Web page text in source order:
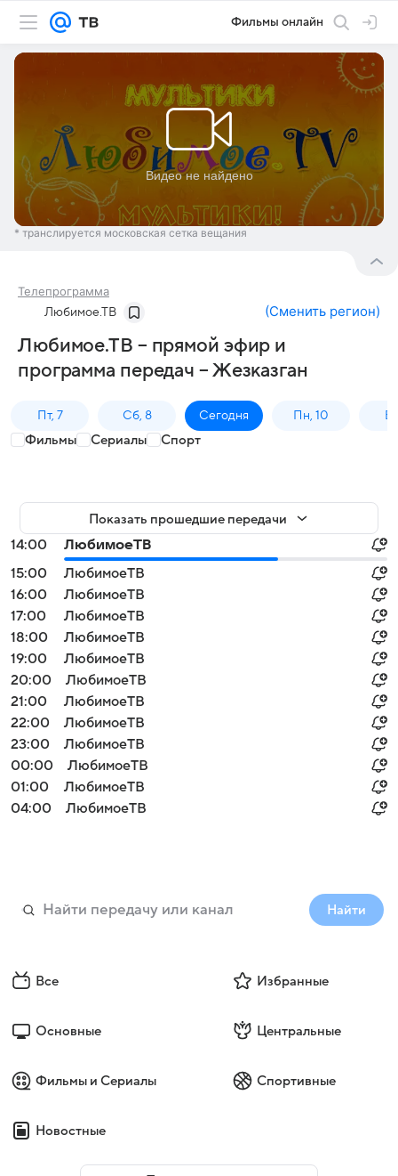
Фильмы онлайн
* транслируется московская сетка вещания
Телепрограмма
Любимое.ТВ (Сменить регион)
Любимое.ТВ – прямой эфир и
программа передач – Жезказган
Пт, 7 Сб, 8 Сегодня Пн, 10
Фильмы Сериалы Спорт
Показать прошедшие передачи
14:00
ЛюбимоеТВ
15:00
ЛюбимоеТВ
16:00
ЛюбимоеТВ
17:00
ЛюбимоеТВ
18:00
ЛюбимоеТВ
19:00
ЛюбимоеТВ
20:00
ЛюбимоеТВ
21:00
ЛюбимоеТВ
22:00
ЛюбимоеТВ
23:00
ЛюбимоеТВ
00:00
ЛюбимоеТВ
01:00
ЛюбимоеТВ
04:00
ЛюбимоеТВ
Найти
Все Избранные
Основные Центральные
Фильмы и Сериалы Спортивные
Новостные